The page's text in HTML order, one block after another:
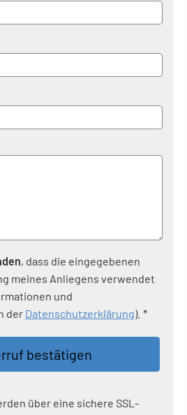
, dass die eingegebenen
meines Anliegens verwendet
und
der Datenschutzerklärung). *
bestätigen
über eine sichere SSL-